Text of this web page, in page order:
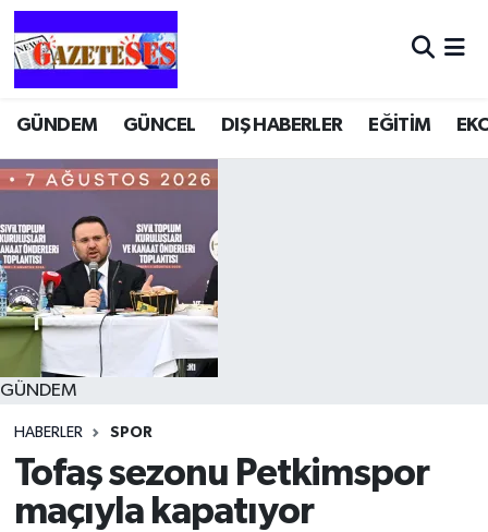
GÜNDEM GÜNCEL DIŞ HABERLER EĞİTİM
GÜNDEM
HABERLER SPOR
Tofaş sezonu Petkimspor
maçıyla kapatıyor